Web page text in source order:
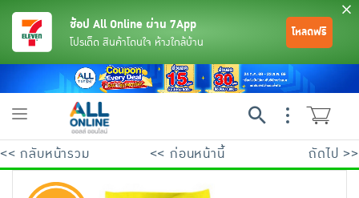
ช้อป All Online ผ่าน 7App
โปรเด็ด สินค้าโดนใจ ห้างใกล้บ้าน
โหลดฟรี
Toggle
<< กลับหน้ารวม << ก่อนหน้านี้ ถัดไป >>